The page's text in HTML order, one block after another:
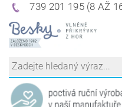
739 201 195 (8 AŽ